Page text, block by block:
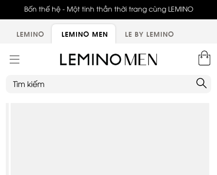
Bốn thế hệ - Một tinh thần thời trang cùng LEMINO
LEMINO LEMINO MEN LE BY LEMINO